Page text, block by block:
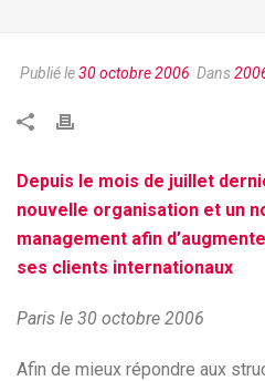
Publié le30 octobre 2006 Dans
Depuis le mois de juillet
nouvelle organisation et un
management afin
ses clients internationaux
Paris le 30 octobre 2006
Afin de mieux répondre aux